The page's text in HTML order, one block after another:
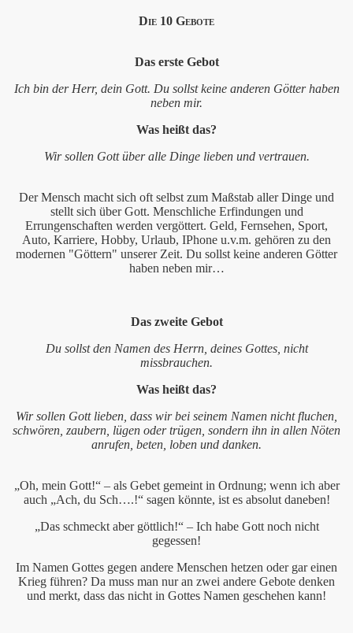
Die 10 Gebote
Das erste Gebot
Ich bin der Herr, dein Gott. Du sollst keine anderen Götter haben
neben mir.
Was heißt das?
Wir sollen Gott über alle Dinge lieben und vertrauen.
Der Mensch macht sich oft selbst zum Maßstab aller Dinge und
stellt sich über Gott. Menschliche Erfindungen und
Errungenschaften werden vergöttert. Geld, Fernsehen, Sport,
Auto, Karriere, Hobby, Urlaub, IPhone u.v.m. gehören zu den
modernen "Göttern" unserer Zeit. Du sollst keine anderen Götter
haben neben mir…
Das zweite Gebot
Du sollst den Namen des Herrn, deines Gottes, nicht
missbrauchen.
Was heißt das?
Wir sollen Gott lieben, dass wir bei seinem Namen nicht fluchen,
schwören, zaubern, lügen oder trügen, sondern ihn in allen Nöten
anrufen, beten, loben und danken.
„Oh, mein Gott!“ – als Gebet gemeint in Ordnung; wenn ich aber
auch „Ach, du Sch….!“ sagen könnte, ist es absolut daneben!
„Das schmeckt aber göttlich!“ – Ich habe Gott noch nicht
gegessen!
Im Namen Gottes gegen andere Menschen hetzen oder gar einen
Krieg führen? Da muss man nur an zwei andere Gebote denken
und merkt, dass das nicht in Gottes Namen geschehen kann!
2012
am Ostermontag, 06. April 2015
Bethlehem
Gustav-Adolf
2011